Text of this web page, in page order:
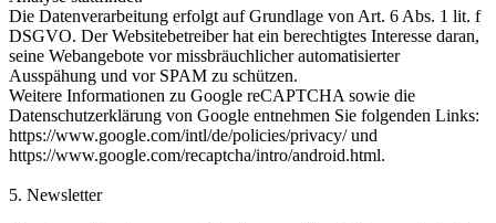
Die Datenverarbeitung erfolgt auf Grundlage von Art. 6 Abs. 1 lit. f
DSGVO. Der Websitebetreiber hat ein berechtigtes Interesse daran,
seine Webangebote vor missbräuchlicher automatisierter
Ausspähung und vor SPAM zu schützen.
Weitere Informationen zu Google reCAPTCHA sowie die
Datenschutzerklärung von Google entnehmen Sie folgenden Links:
https://www.google.com/intl/de/policies/privacy/ und
https://www.google.com/recaptcha/intro/android.html.
5. Newsletter